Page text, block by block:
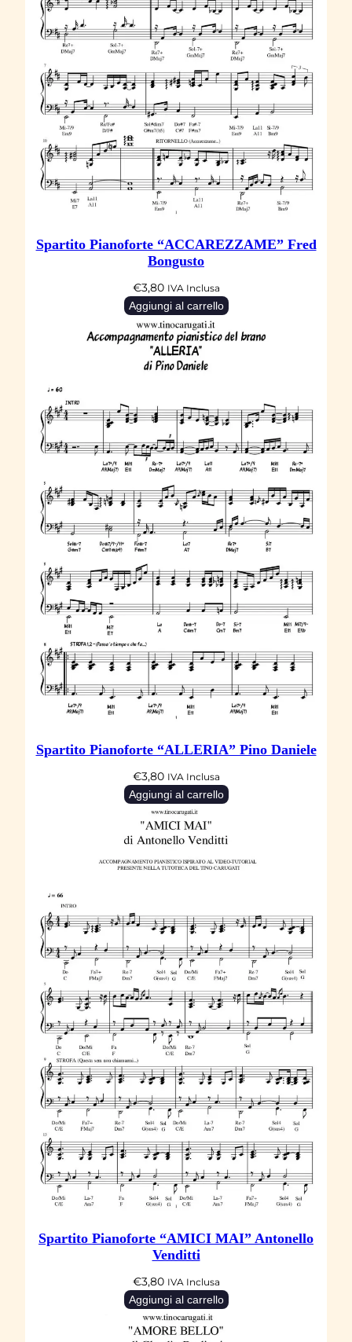
Spartito Pianoforte “ACCAREZZAME” Fred
Bongusto
€3,80 IVA Inclusa
Aggiungi al carrello
Spartito Pianoforte “ALLERIA” Pino Daniele
€3,80 IVA Inclusa
Aggiungi al carrello
Spartito Pianoforte “AMICI MAI” Antonello
Venditti
€3,80 IVA Inclusa
Aggiungi al carrello